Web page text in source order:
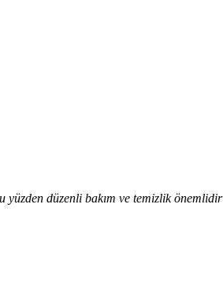
yüzden düzenli bakım ve temizlik önemlidir